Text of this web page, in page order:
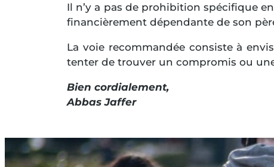
Il n’y a pas de prohibition spécifique
financièrement dépendante de son
La voie recommandée consiste à
tenter de trouver un compromis ou
Bien cordialement,
Abbas Jaffer